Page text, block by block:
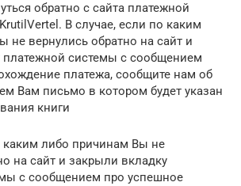
обратно с сайта платежной
В случае, если по каким
не вернулись обратно на сайт и
платежной системы с сообщением
платежа, сообщите нам об
Вам письмо в котором будет указан
книги
каким либо причинам Вы не
на сайт и закрыли вкладку
с сообщением про успешное